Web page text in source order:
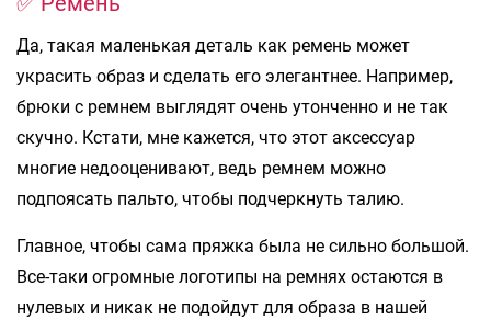
Да, такая маленькая деталь как ремень может
украсить образ и сделать его элегантнее. Например,
брюки с ремнем выглядят очень утонченно и не так
скучно. Кстати, мне кажется, что этот аксессуар
многие недооценивают, ведь ремнем можно
подпоясать пальто, чтобы подчеркнуть талию.
Главное, чтобы сама пряжка была не сильно большой.
Все-таки огромные логотипы на ремнях остаются в
нулевых и никак не подойдут для образа в нашей